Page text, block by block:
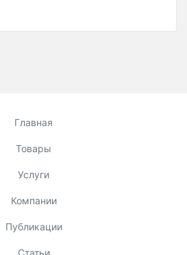
Главная
Товары
Услуги
Компании
Публикации